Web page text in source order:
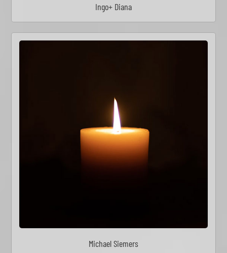
Ingo+ Diana
Michael Siemers